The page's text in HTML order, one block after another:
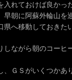
れておけば良かっ
朝に阿蘇外輪山を
へ移動しておきた
しながら朝のコー
、ＧＳがいくつか